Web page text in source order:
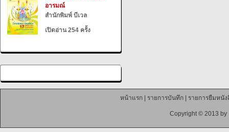
อารมณ์
สำนักพิมพ์ บีเวล
เปิดอ่าน 254 ครั้ง
หน้าแรก| รายการบันทึก| รายการยืมหนัง
Copyright © 2013